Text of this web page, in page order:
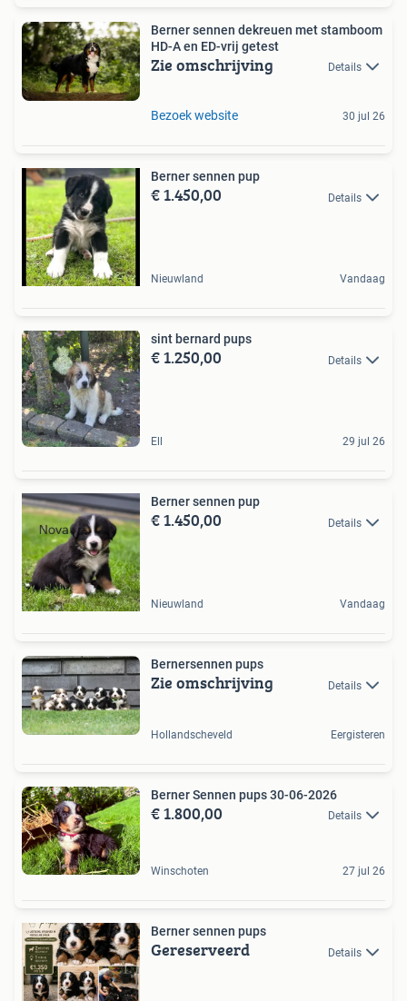
Berner sennen dekreuen met stamboom
HD-A en ED-vrij getest
Zie omschrijving Details
Bezoek website 30 jul 26
Berner sennen pup
€ 1.450,00 Details
Nieuwland Vandaag
sint bernard pups
€ 1.250,00 Details
Ell 29 jul 26
Berner sennen pup
€ 1.450,00 Details
Nieuwland Vandaag
Bernersennen pups
Zie omschrijving Details
Hollandscheveld Eergisteren
Berner Sennen pups 30-06-2026
€ 1.800,00 Details
Winschoten 27 jul 26
Berner sennen pups
Gereserveerd Details